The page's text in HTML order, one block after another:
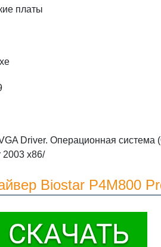
платы
Driver. Операционная
2003 x86/
Biostar P4M800